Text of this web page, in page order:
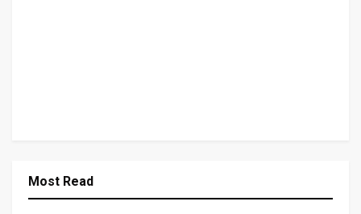
Most Read